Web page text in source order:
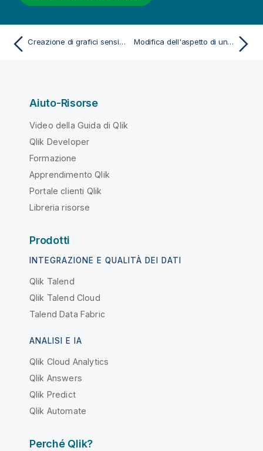
Creazione di grafici sensibili ai valori temporali Modifica dell'aspetto di una visualizzazione
Aiuto-Risorse
Video della Guida di Qlik
Qlik Developer
Formazione
Apprendimento Qlik
Portale clienti Qlik
Libreria risorse
Prodotti
INTEGRAZIONE E QUALITÀ DEI DATI
Qlik Talend
Qlik Talend Cloud
Talend Data Fabric
ANALISI E IA
Qlik Cloud Analytics
Qlik Answers
Qlik Predict
Qlik Automate
Perché Qlik?